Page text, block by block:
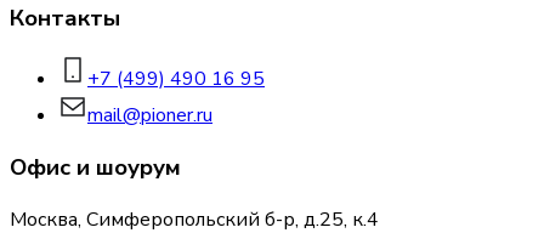
Контакты
+7 (499) 490 16 95
mail@pioner.ru
Офис и шоурум
Москва, Симферопольский б-р, д.25, к.4